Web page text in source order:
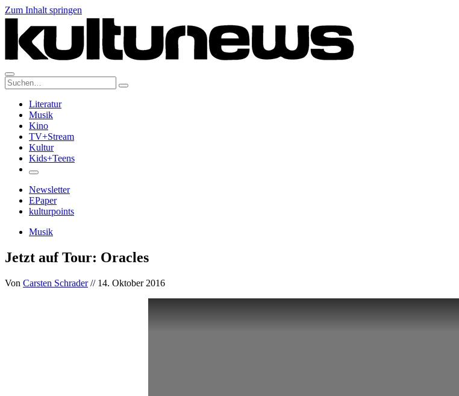
Zum Inhalt springen
Suche:
Literatur
Musik
Kino
TV+Stream
Kultur
Kids+Teens
Newsletter
EPaper
kulturpoints
Musik
Jetzt auf Tour: Oracles
Von Carsten Schrader// 14. Oktober 2016